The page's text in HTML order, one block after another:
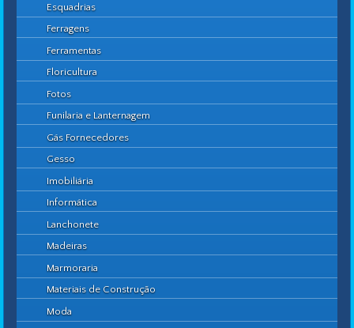
Esquadrias
Ferragens
Ferramentas
Floricultura
Fotos
Funilaria e Lanternagem
Gás Fornecedores
Gesso
Imobiliária
Informática
Lanchonete
Madeiras
Marmoraria
Materiais de Construção
Moda